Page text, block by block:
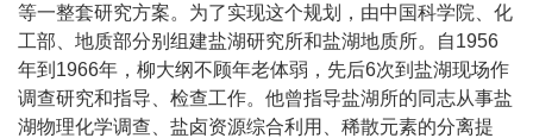
等一整套研究方案。为了实现这个规划，由中国科学院、化
工部、地质部分别组建盐湖研究所和盐湖地质所。自1956
年到 1966年，柳大纲不顾年老体弱，先后6次到盐湖现场作
调查研究和指导、检查工作。他曾指导盐湖所的同志从事盐
湖物理化学调查、盐卤资源综合利用、稀散元素的分离提